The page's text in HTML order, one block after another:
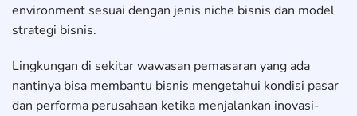
environment sesuai dengan jenis niche bisnis dan model
strategi bisnis.
Lingkungan di sekitar wawasan pemasaran yang ada
nantinya bisa membantu bisnis mengetahui kondisi pasar
dan performa perusahaan ketika menjalankan inovasi-